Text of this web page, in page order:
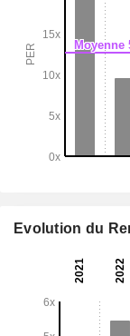
Evolution du